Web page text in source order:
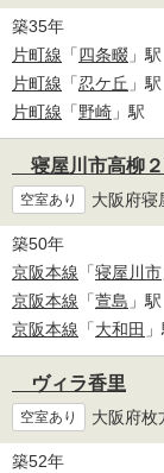
築35年
片町線 「四条畷 」駅
片町線 「忍ケ丘 」駅
片町線 「野崎 」駅
寝屋川市高柳
空室あり 大阪府寝
築50年
京阪本線 「寝屋川市
京阪本線 「萱島 」駅
京阪本線 「大和田
ヴィラ香里
空室あり 大阪府枚
築52年